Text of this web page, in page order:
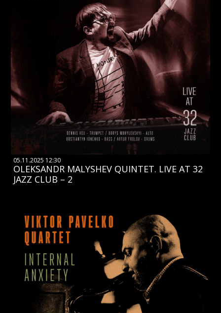
05.11.2025 12:30
OLEKSANDR MALYSHEV QUINTET. LIVE AT 32
JAZZ CLUB – 2